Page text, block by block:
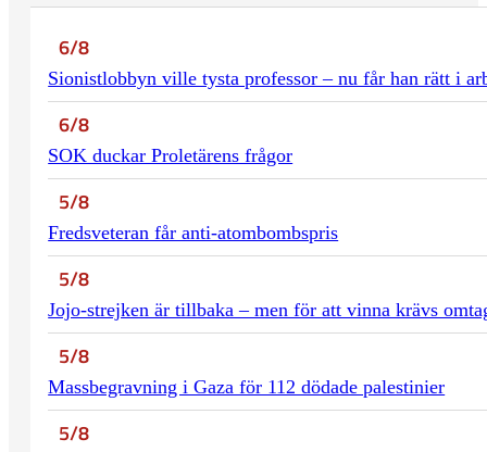
6/8
Sionistlobbyn ville tysta professor – nu får han rätt i
6/8
SOK duckar Proletärens frågor
5/8
Fredsveteran får anti-atombombspris
5/8
Jojo-strejken är tillbaka – men för att vinna krävs
5/8
Massbegravning i Gaza för 112 dödade palestinier
5/8